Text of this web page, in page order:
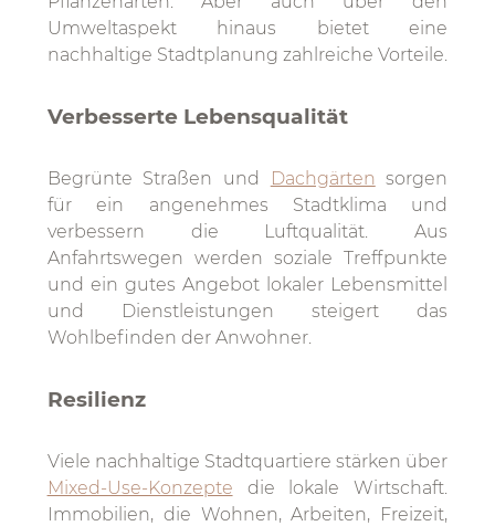
Umweltaspekt hinaus bietet eine
nachhaltige Stadtplanung zahlreiche Vorteile.
Verbesserte Lebensqualität
Begrünte Straßen und Dachgärten sorgen
für ein angenehmes Stadtklima und
verbessern die Luftqualität. Aus
Anfahrtswegen werden soziale Treffpunkte
und ein gutes Angebot lokaler Lebensmittel
und Dienstleistungen steigert das
Wohlbefinden der Anwohner.
Resilienz
Viele nachhaltige Stadtquartiere stärken über
Mixed-Use-Konzepte die lokale Wirtschaft.
Immobilien, die Wohnen, Arbeiten, Freizeit,